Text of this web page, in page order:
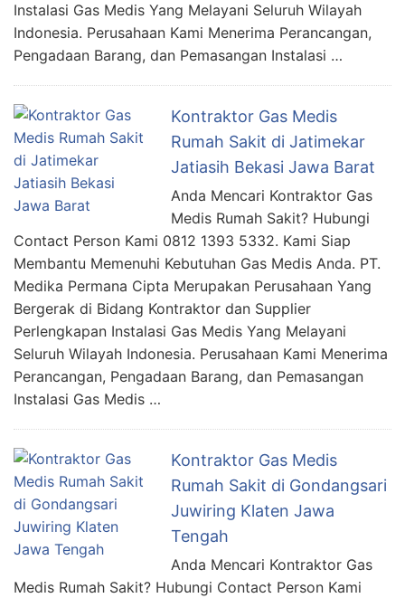
Instalasi Gas Medis Yang Melayani Seluruh Wilayah
Indonesia. Perusahaan Kami Menerima Perancangan,
Pengadaan Barang, dan Pemasangan Instalasi …
Kontraktor Gas Medis
Rumah Sakit di Jatimekar
Jatiasih Bekasi Jawa Barat
Anda Mencari Kontraktor Gas
Medis Rumah Sakit? Hubungi
Contact Person Kami 0812 1393 5332. Kami Siap
Membantu Memenuhi Kebutuhan Gas Medis Anda. PT.
Medika Permana Cipta Merupakan Perusahaan Yang
Bergerak di Bidang Kontraktor dan Supplier
Perlengkapan Instalasi Gas Medis Yang Melayani
Seluruh Wilayah Indonesia. Perusahaan Kami Menerima
Perancangan, Pengadaan Barang, dan Pemasangan
Instalasi Gas Medis …
Kontraktor Gas Medis
Rumah Sakit di Gondangsari
Juwiring Klaten Jawa
Tengah
Anda Mencari Kontraktor Gas
Medis Rumah Sakit? Hubungi Contact Person Kami